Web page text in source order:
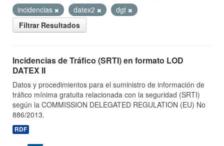
incidencias
datex2
dgt
Filtrar Resultados
Incidencias de Tráfico (SRTI) en formato LOD
DATEX II
Datos y procedimientos para el suministro de información de
tráfico mínima gratuita relacionada con la seguridad (SRTI)
según la COMMISSION DELEGATED REGULATION (EU) No
886/2013.
RDF